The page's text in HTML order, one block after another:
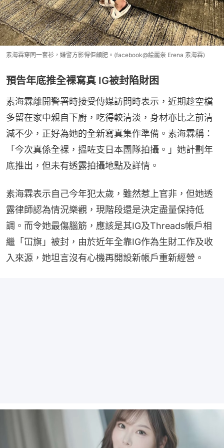
素海霖穿同一套衫，嫌警方影得佢頗肥。(facebook@絵麗奈 Erena 素海霖)
預告年底推全裸寫真 IG被封陷財困
素海霖離開警署時接受傳媒訪問時表示，近期趁空檔
多留在家中親自下廚，吃得較清淡，身材亦比之前清
減不少，正好為她的全新寫真集作準備。素海霖稱：
「今次真係全裸，搵咗支日本團隊拍攝。」她計劃年
底推出，但未有透露拍攝地點及詳情。
素海霖表示自己今年犯太歲，雖然惹上官非，但她透
露律師認為情況樂觀，現階段還是決定盡量保持低
調。而令她最傷腦筋，應該是其IG及Threads帳戶相
繼「冚旗」被封，由於近年全靠IG作為生財工作及收
入來源，她坦言沒有心機再開設新帳戶重新經營。